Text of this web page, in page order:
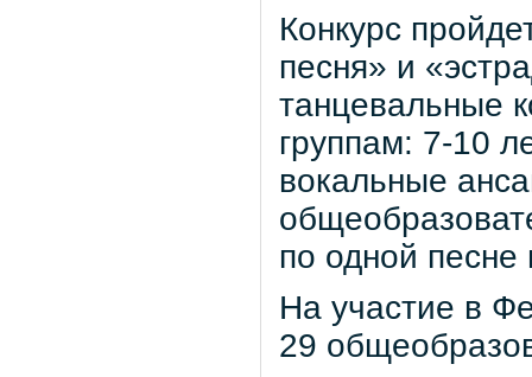
Конкурс
песня» и
танцевальные
группам: 7-10
вокальные
по одной песне
На участие в
29